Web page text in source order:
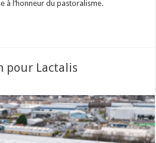
à l’honneur du pastoralisme.
pour Lactalis